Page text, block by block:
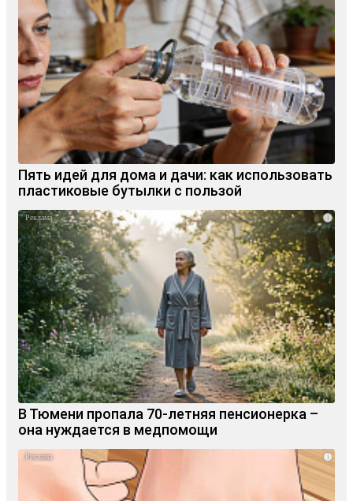
Пять идей для дома и дачи: как использовать
пластиковые бутылки с пользой
i
В Тюмени пропала 70‑летняя пенсионерка –
она нуждается в медпомощи
i